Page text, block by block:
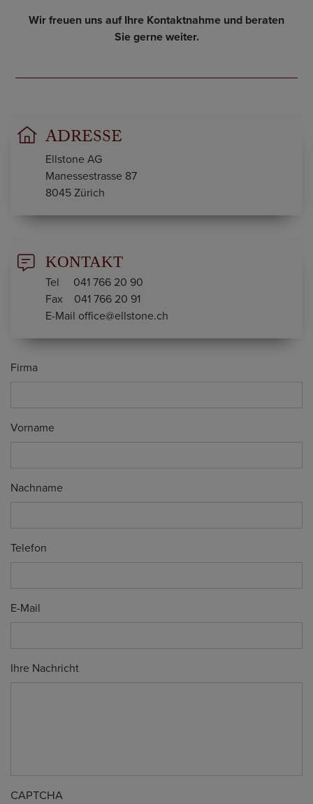
Wir freuen uns auf Ihre Kontaktnahme und beraten
Sie gerne weiter.
ADRESSE
Ellstone AG
Manessestrasse 87
8045 Zürich
KONTAKT
Tel 041 766 20 90
Fax 041 766 20 91
E-Mail office@ellstone.ch
Firma
Vorname
Nachname
Telefon
E-Mail
Ihre Nachricht
CAPTCHA